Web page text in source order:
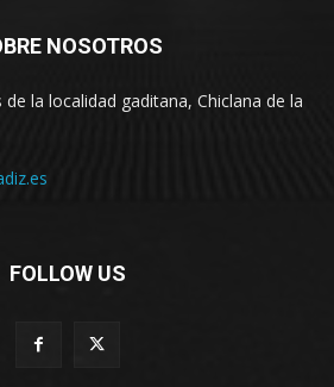
NOSOTROS
la localidad gaditana, Chiclana de la
FOLLOW US